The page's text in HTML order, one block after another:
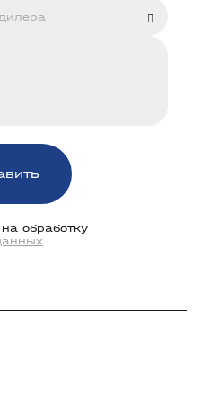
обработку